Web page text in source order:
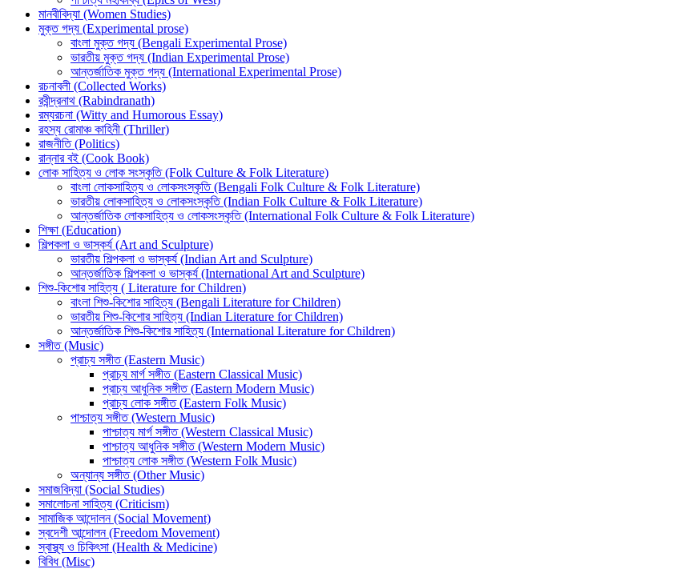
মানবীবিদ্যা (Women Studies)
মুক্ত গদ্য (Experimental prose)
বাংলা মুক্ত গদ্য (Bengali Experimental Prose)
ভারতীয় মুক্ত গদ্য (Indian Experimental Prose)
আন্তর্জাতিক মুক্ত গদ্য (International Experimental Prose)
রচনাবলী (Collected Works)
রবীন্দ্রনাথ (Rabindranath)
রম্যরচনা (Witty and Humorous Essay)
রহস্য রোমাঞ্চ কাহিনী (Thriller)
রাজনীতি (Politics)
রান্নার বই (Cook Book)
লোক সাহিত্য ও লোক সংস্কৃতি (Folk Culture & Folk Literature)
বাংলা লোকসাহিত্য ও লোকসংস্কৃতি (Bengali Folk Culture & Folk Literature)
ভারতীয় লোকসাহিত্য ও লোকসংস্কৃতি (Indian Folk Culture & Folk Literature)
আন্তর্জাতিক লোকসাহিত্য ও লোকসংস্কৃতি (International Folk Culture & Folk Literature)
শিক্ষা (Education)
শিল্পকলা ও ভাস্কর্য (Art and Sculpture)
ভারতীয় শিল্পকলা ও ভাস্কর্য (Indian Art and Sculpture)
আন্তর্জাতিক শিল্পকলা ও ভাস্কর্য (International Art and Sculpture)
শিশু-কিশোর সাহিত্য ( Literature for Children)
বাংলা শিশু-কিশোর সাহিত্য (Bengali Literature for Children)
ভারতীয় শিশু-কিশোর সাহিত্য (Indian Literature for Children)
আন্তর্জাতিক শিশু-কিশোর সাহিত্য (International Literature for Children)
সঙ্গীত (Music)
প্রাচ্য সঙ্গীত (Eastern Music)
প্রাচ্য মার্গ সঙ্গীত (Eastern Classical Music)
প্রাচ্য আধুনিক সঙ্গীত (Eastern Modern Music)
প্রাচ্য লোক সঙ্গীত (Eastern Folk Music)
পাশ্চাত্য সঙ্গীত (Western Music)
পাশ্চাত্য মার্গ সঙ্গীত (Western Classical Music)
পাশ্চাত্য আধুনিক সঙ্গীত (Western Modern Music)
পাশ্চাত্য লোক সঙ্গীত (Western Folk Music)
অন্যান্য সঙ্গীত (Other Music)
সমাজবিদ্যা (Social Studies)
সমালোচনা সাহিত্য (Criticism)
সামাজিক আন্দোলন (Social Movement)
স্বদেশী আন্দোলন (Freedom Movement)
স্বাস্থ্য ও চিকিৎসা (Health & Medicine)
বিবিধ (Misc)